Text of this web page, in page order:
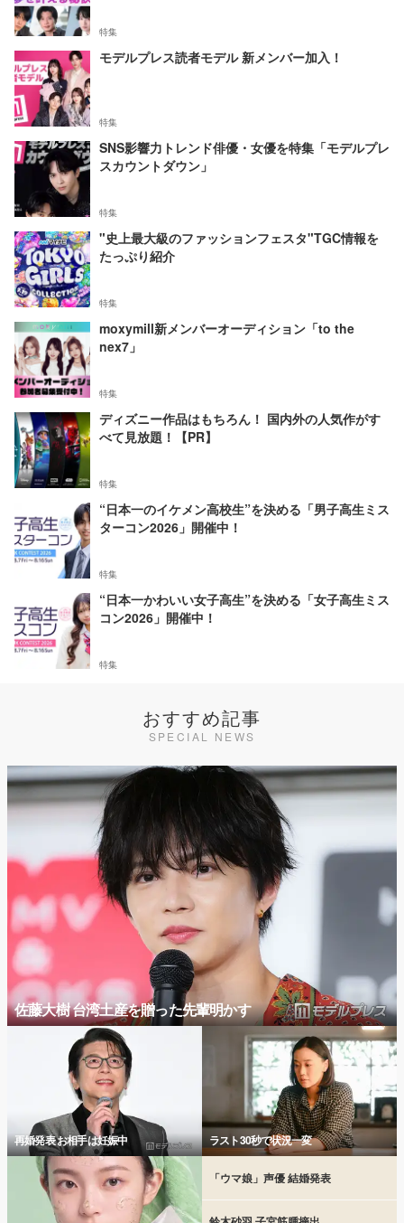
特集
モデルプレス読者モデル 新メンバー加入！
特集
SNS影響力トレンド俳優・女優を特集「モデルプレ
スカウントダウン」
特集
"史上最大級のファッションフェスタ"TGC情報を
たっぷり紹介
特集
moxymill新メンバーオーディション「to the
nex7」
特集
ディズニー作品はもちろん！ 国内外の人気作がす
べて見放題！【PR】
特集
“日本一のイケメン高校生”を決める「男子高生ミス
ターコン2026」開催中！
特集
“日本一かわいい女子高生”を決める「女子高生ミス
コン2026」開催中！
特集
おすすめ記事
SPECIAL NEWS
佐藤大樹 台湾土産を贈った先輩明かす
再婚発表 お相手は妊娠中 ラスト30秒で状況一変
「ウマ娘」声優 結婚発表